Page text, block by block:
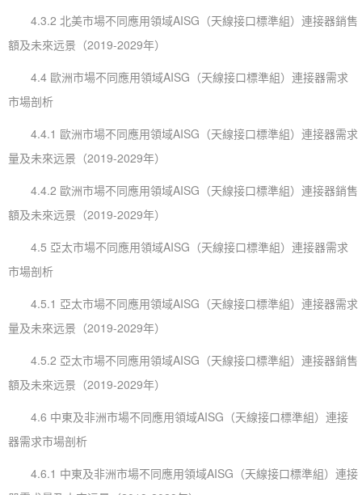
4.3.2 北美市場不同應用領域AISG（天線接口標準組）連接器銷售
額及未來远景（2019-2029年）
4.4 歐洲市場不同應用領域AISG（天線接口標準組）連接器需求
市場剖析
4.4.1 歐洲市場不同應用領域AISG（天線接口標準組）連接器需求
量及未來远景（2019-2029年）
4.4.2 歐洲市場不同應用領域AISG（天線接口標準組）連接器銷售
額及未來远景（2019-2029年）
4.5 亞太市場不同應用領域AISG（天線接口標準組）連接器需求
市場剖析
4.5.1 亞太市場不同應用領域AISG（天線接口標準組）連接器需求
量及未來远景（2019-2029年）
4.5.2 亞太市場不同應用領域AISG（天線接口標準組）連接器銷售
額及未來远景（2019-2029年）
4.6 中東及非洲市場不同應用領域AISG（天線接口標準組）連接
器需求市場剖析
4.6.1 中東及非洲市場不同應用領域AISG（天線接口標準組）連接